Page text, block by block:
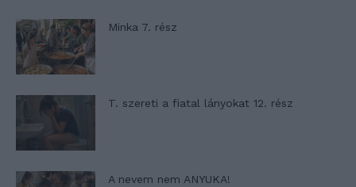
Minka 7. rész
T. szereti a fiatal lányokat 12. rész
A nevem nem ANYUKA!